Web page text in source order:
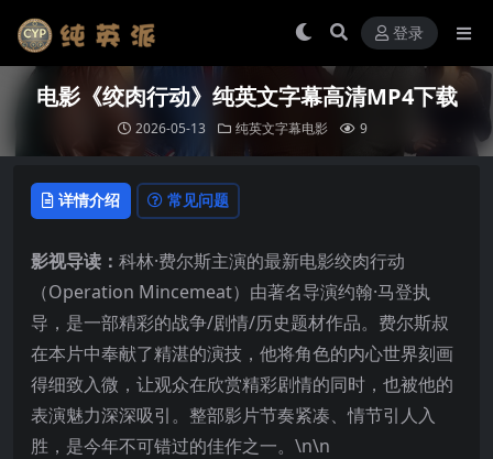
登录
电影《绞肉行动》纯英文字幕高清MP4下载
2026-05-13 纯英文字幕电影 9
详情介绍 常见问题
影视导读： 科林·费尔斯主演的最新电影绞肉行动
（Operation Mincemeat）由著名导演约翰·马登执
导，是一部精彩的战争/剧情/历史题材作品。费尔斯叔
在本片中奉献了精湛的演技，他将角色的内心世界刻画
得细致入微，让观众在欣赏精彩剧情的同时，也被他的
表演魅力深深吸引。整部影片节奏紧凑、情节引人入
胜，是今年不可错过的佳作之一。\n\n